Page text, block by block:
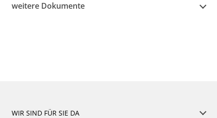
weitere Dokumente
WIR SIND FÜR SIE DA